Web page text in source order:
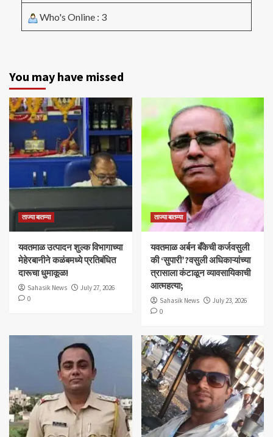
Who's Online : 3
You may have missed
ताज्या बातम्या
यवतमाळ उत्पादन शुल्क विभागाच्या
मेहेरबानीने कळंबमध्ये प्रतिबंधित
दारूचा धुमाकूळ!
Sahasik News
July 27, 2026
0
ताज्या बातम्या
​यवतमाळ अर्बन बँकेची कर्जवसुली
की ‘सुपारी’?वसुली अधिकाऱ्यांच्या
त्रासाला कंटाळून व्यावसायिकाची
आत्महत्या;
Sahasik News
July 23, 2026
0